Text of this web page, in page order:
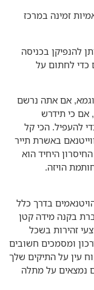
זמינה במרכז
בכניסה
לחתום על
אם אתה נרשם
תידרש
הכי קל
באשרת תייר
היחיד הוא
הויזה.
בדרך כלל
מידה קטן
בשכל
חשובים
על התיקים שלך
על מתלה